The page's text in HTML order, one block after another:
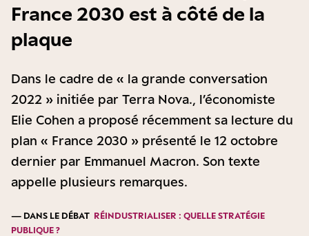
France 2030 est à côté de la
plaque
Dans le cadre de « la grande conversation
2022 » initiée par Terra Nova., l’économiste
Elie Cohen a proposé récemment sa lecture du
plan « France 2030 » présenté le 12 octobre
dernier par Emmanuel Macron. Son texte
appelle plusieurs remarques.
— DANS LE DÉBAT RÉINDUSTRIALISER : QUELLE STRATÉGIE
PUBLIQUE ?